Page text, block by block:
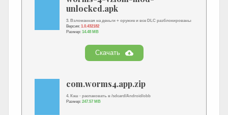
unlocked.apk
3. Взломанная на деньги + оружие и все DLC разблокированы
Версия: 1.0.432182
Размер: 14.48 MB
Скачать
com.worms4.app.zip
4. Кэш - распаковать в /sdcard/Android/obb
Размер: 247.57 MB